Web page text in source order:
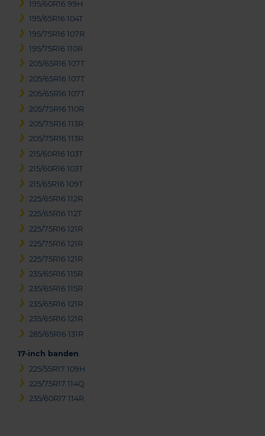
195/60R16 99H
195/65R16 104T
195/75R16 107R
195/75R16 110R
205/65R16 107T
205/65R16 107T
205/65R16 107T
205/75R16 110R
205/75R16 113R
205/75R16 113R
215/60R16 103T
215/60R16 103T
215/65R16 109T
225/65R16 112R
225/65R16 112T
225/75R16 121R
225/75R16 121R
225/75R16 121R
235/65R16 115R
235/65R16 115R
235/65R16 121R
235/65R16 121R
285/65R16 131R
17-inch banden
225/55R17 109H
225/75R17 114Q
235/60R17 114R